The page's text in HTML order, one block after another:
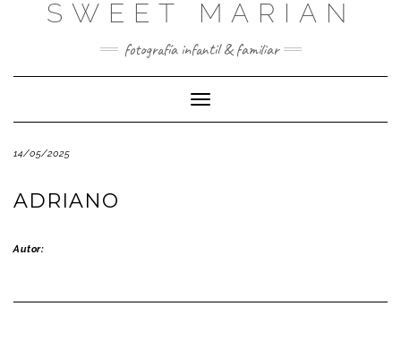
SWEET MARIAN
fotografía infantil & familiar
Cambiar
modo
14/05/2025
ADRIANO
Autor: